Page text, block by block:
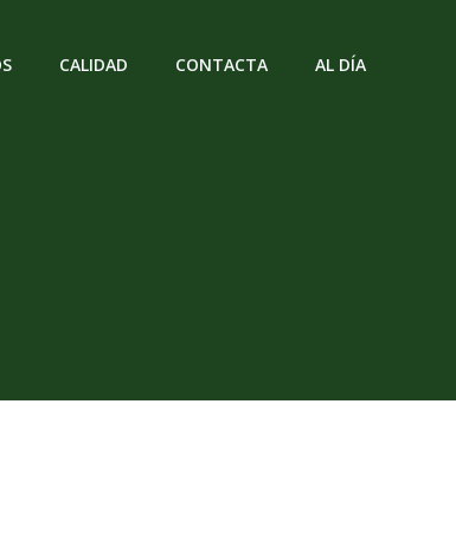
CALIDAD CONTACTA AL DÍA